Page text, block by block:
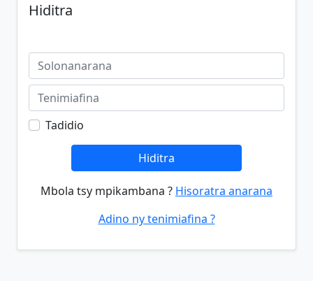
Hiditra
Tadidio
Hiditra
Mbola tsy mpikambana ? Hisoratra anarana
Adino ny tenimiafina ?